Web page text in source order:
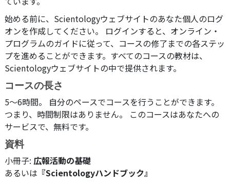
始める前に、Scientologyウェブサイトのあなた個人のログ
オンを作成してください。 ログインすると、オンライン・
プログラムのガイドに従って、コースの修了までの各ステッ
プを進めることができます。すべてのコースの教材は、
Scientologyウェブサイトの中で提供されます。
コースの長さ
5～6時間。 自分のペースでコースを行うことができます。
つまり、時間制限はありません。 このコースはあなたへの
サービスで、無料です。
資料
小冊子: 広報活動の基礎
あるいは 『Scientologyハンドブック』